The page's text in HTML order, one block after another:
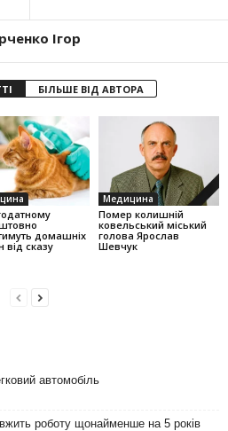
Ігор
БІЛЬШЕ ВІД АВТОРА
домашніх
від сказу
Медицина
Помер колишній
ковельський міський
голова Ярослав
Шевчук
автомобіль
роботу щонайменше на 5 років